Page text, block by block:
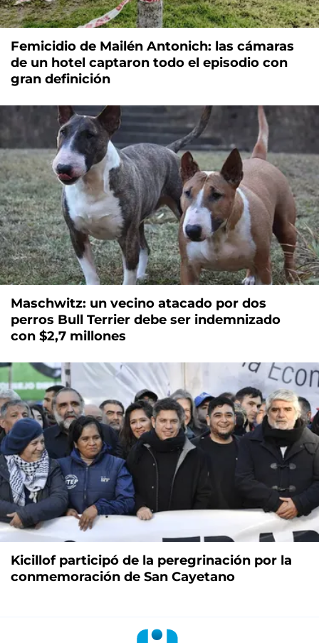
Femicidio de Mailén Antonich: las cámaras
de un hotel captaron todo el episodio con
gran definición
Maschwitz: un vecino atacado por dos
perros Bull Terrier debe ser indemnizado
con $2,7 millones
Kicillof participó de la peregrinación por la
conmemoración de San Cayetano